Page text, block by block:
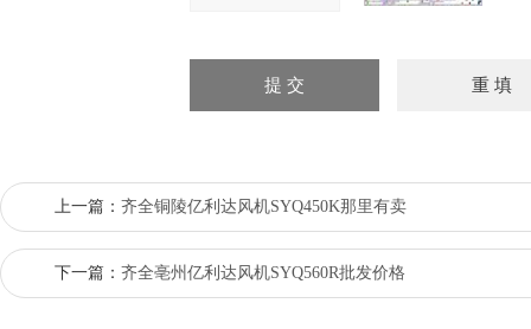
上一篇： 齐全铜陵亿利达风机SYQ450K那里有卖
下一篇： 齐全亳州亿利达风机SYQ560R批发价格